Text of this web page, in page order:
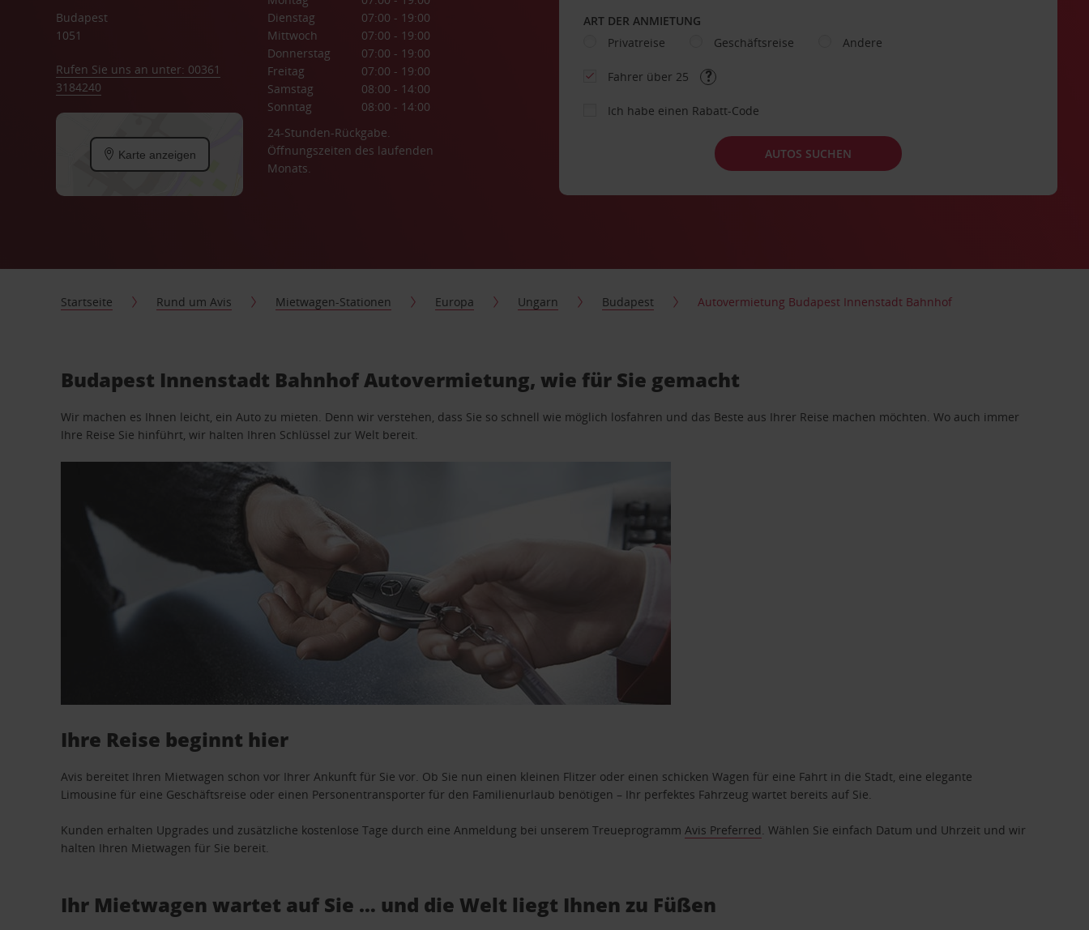
Budapest
1051
Rufen Sie uns an unter: 00361
3184240
Karte anzeigen
Dienstag
07:00 - 19:00
Mittwoch
07:00 - 19:00
Donnerstag
07:00 - 19:00
Freitag
07:00 - 19:00
Samstag
08:00 - 14:00
Sonntag
08:00 - 14:00
24-Stunden-Rückgabe.
Öffnungszeiten des laufenden
Monats.
ART DER ANMIETUNG
Privatreise
Geschäftsreise Andere
Fahrer über 25
Ich habe einen Rabatt-Code
AUTOS SUCHEN
Startseite Rund um Avis Mietwagen-Stationen Europa Ungarn Budapest Autovermietung Budapest Innenstadt Bahnhof
Budapest Innenstadt Bahnhof Autovermietung, wie für Sie gemacht
Wir machen es Ihnen leicht, ein Auto zu mieten. Denn wir verstehen, dass Sie so schnell wie möglich losfahren und das Beste aus Ihrer Reise machen möchten. Wo auch immer
Ihre Reise Sie hinführt, wir halten Ihren Schlüssel zur Welt bereit.
Ihre Reise beginnt hier
Avis bereitet Ihren Mietwagen schon vor Ihrer Ankunft für Sie vor. Ob Sie nun einen kleinen Flitzer oder einen schicken Wagen für eine Fahrt in die Stadt, eine elegante
Limousine für eine Geschäftsreise oder einen Personentransporter für den Familienurlaub benötigen – Ihr perfektes Fahrzeug wartet bereits auf Sie.
Kunden erhalten Upgrades und zusätzliche kostenlose Tage durch eine Anmeldung bei unserem TreueprogrammAvis Preferred. Wählen Sie einfach Datum und Uhrzeit und wir
halten Ihren Mietwagen für Sie bereit.
Ihr Mietwagen wartet auf Sie … und die Welt liegt Ihnen zu Füßen